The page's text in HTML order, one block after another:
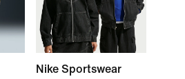
Nike Sportswear